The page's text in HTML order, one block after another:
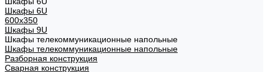
Шкафы 6U
600x350
Шкафы 9U
Шкафы телекоммуникационные напольные
Шкафы телекоммуникационные напольные
Разборная конструкция
Сварная конструкция